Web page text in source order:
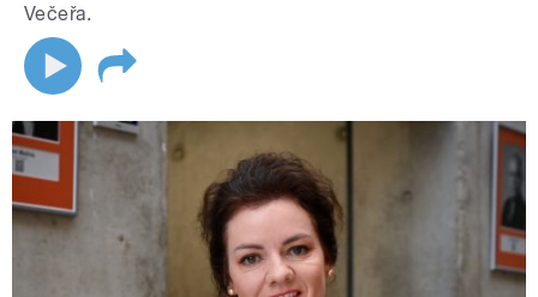
Večeřa.